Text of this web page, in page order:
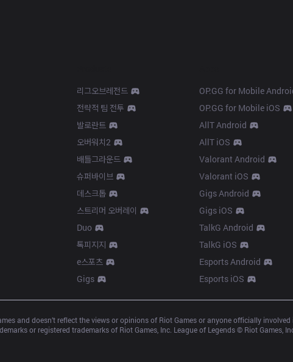
리그오브레전드
전략적 팀 전투
발로란트
오버워치2
배틀그라운드
슈퍼바이브
데스크톱
스트리머 오버레이
Duo
톡피지지
e스포츠
Gigs
OP.GG for Mobile
OP.GG for Mobile iOS
AllT Android
AllT iOS
Valorant Android
Valorant iOS
Gigs Android
Gigs iOS
TalkG Android
TalkG iOS
Esports Android
Esports iOS
and doesn’t reflect the views or opinions of Riot Games or anyone officially
or registered trademarks of Riot Games, Inc. League of Legends © Riot Games,